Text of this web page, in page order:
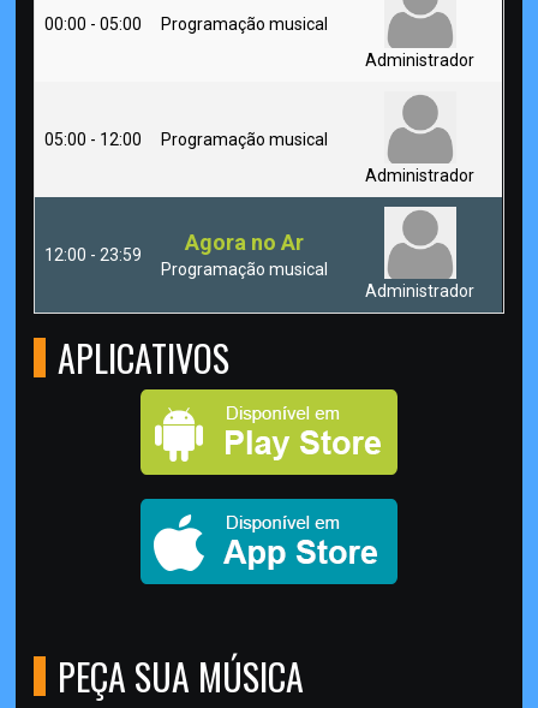
00:00 - 05:00
Programação musical
Administrador
05:00 - 12:00
Programação musical
Administrador
12:00 - 23:59 Agora no Ar
Programação musical
Administrador
APLICATIVOS
PEÇA SUA MÚSICA